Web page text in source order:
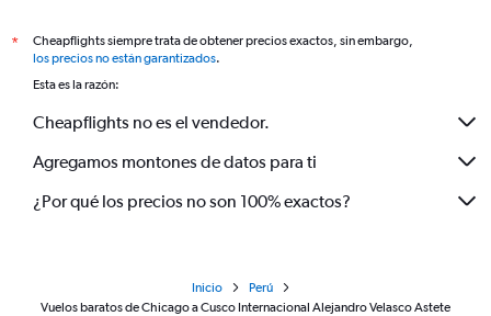
*
Cheapflights siempre trata de obtener precios exactos, sin embargo,
los precios no están garantizados.
Esta es la razón:
Cheapflights no es el vendedor.
Agregamos montones de datos para ti
¿Por qué los precios no son 100% exactos?
Inicio
Perú
Vuelos baratos de Chicago a Cusco Internacional Alejandro Velasco Astete